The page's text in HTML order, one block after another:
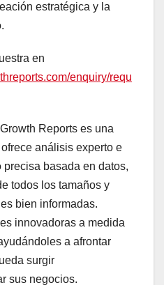
estratégica y la
en
enquiry/requ
Reports es una
análisis experto e
basada en datos,
todos los tamaños y
bien informadas.
innovadoras a medida
a afrontar
surgir
sus negocios.